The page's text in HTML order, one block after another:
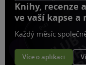
Knihy, recenze
ve vaší kapse a
Každý měsíc
Více o aplikaci